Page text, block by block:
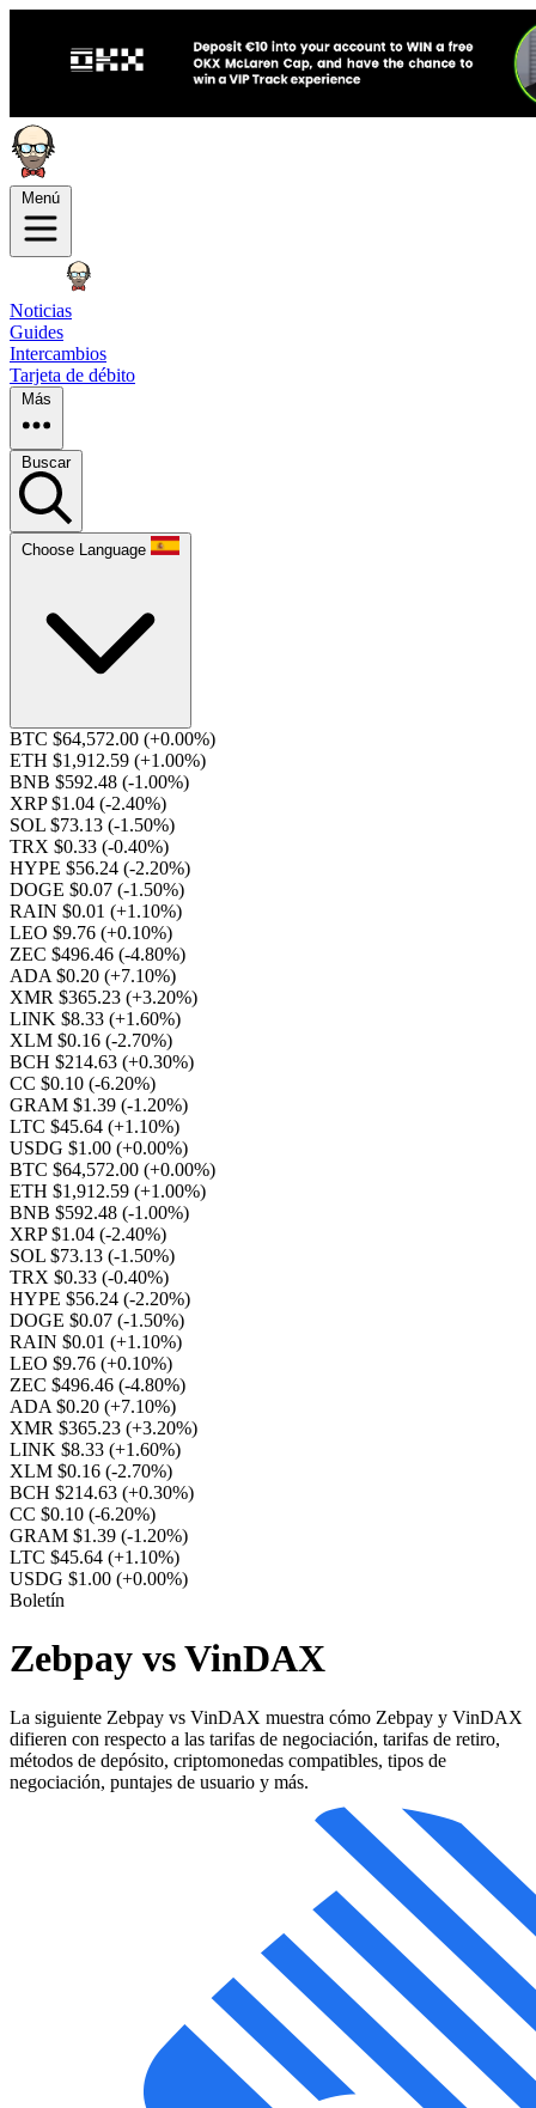
Menú
Noticias
Guides
Intercambios
Tarjeta de débito
Más
Buscar
Choose Language
BTC $64,572.00 (+0.00%)
ETH $1,912.59 (+1.00%)
BNB $592.48 (-1.00%)
XRP $1.04 (-2.40%)
SOL $73.13 (-1.50%)
TRX $0.33 (-0.40%)
HYPE $56.24 (-2.20%)
DOGE $0.07 (-1.50%)
RAIN $0.01 (+1.10%)
LEO $9.76 (+0.10%)
ZEC $496.46 (-4.80%)
ADA $0.20 (+7.10%)
XMR $365.23 (+3.20%)
LINK $8.33 (+1.60%)
XLM $0.16 (-2.70%)
BCH $214.63 (+0.30%)
CC $0.10 (-6.20%)
GRAM $1.39 (-1.20%)
LTC $45.64 (+1.10%)
USDG $1.00 (+0.00%)
BTC $64,572.00 (+0.00%)
ETH $1,912.59 (+1.00%)
BNB $592.48 (-1.00%)
XRP $1.04 (-2.40%)
SOL $73.13 (-1.50%)
TRX $0.33 (-0.40%)
HYPE $56.24 (-2.20%)
DOGE $0.07 (-1.50%)
RAIN $0.01 (+1.10%)
LEO $9.76 (+0.10%)
ZEC $496.46 (-4.80%)
ADA $0.20 (+7.10%)
XMR $365.23 (+3.20%)
LINK $8.33 (+1.60%)
XLM $0.16 (-2.70%)
BCH $214.63 (+0.30%)
CC $0.10 (-6.20%)
GRAM $1.39 (-1.20%)
LTC $45.64 (+1.10%)
USDG $1.00 (+0.00%)
Boletín
Zebpay vs VinDAX
La siguiente Zebpay vs VinDAX muestra cómo Zebpay y VinDAX
difieren con respecto a las tarifas de negociación, tarifas de retiro,
métodos de depósito, criptomonedas compatibles, tipos de
negociación, puntajes de usuario y más.